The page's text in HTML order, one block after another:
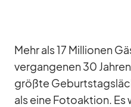
Mehr als 17 Mil­lio­nen
ver­gan­ge­nen 30
größte
als eine Fo­to­ak­tion. Es